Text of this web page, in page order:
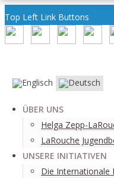
Top Left Link Buttons
ÜBER UNS
Helga Zepp-
LaRouche
UNSERE INITIATIVEN
Die Internationale